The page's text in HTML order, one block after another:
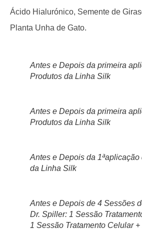
Ácido Hialurónico, Semente de
Planta Unha de Gato.
Antes e Depois da primeira
Produtos da Linha Silk
Antes e Depois da primeira
Produtos da Linha Silk
Antes e Depois da 1ªaplicação
da Linha Silk
Antes e Depois de 4 Sessões
Dr. Spiller: 1 Sessão
1 Sessão Tratamento Celular